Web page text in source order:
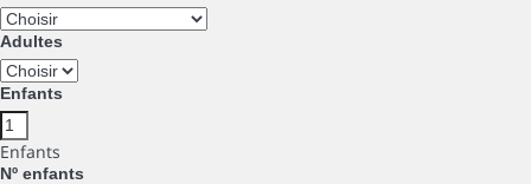
Adultes
Enfants
Enfants
Nº enfants